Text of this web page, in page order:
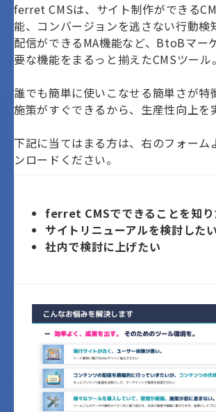
ferret CMSは、サイト制作ができる
能、コンバージョンを逃さない行動検
配信ができるMA機能など、BtoBマー
要な機能をまるっと揃えたCMSツール。
誰でも簡単に使いこなせる簡単さが特
施策がすぐできるから、生産性向上を
下記に当てはまる方は、右のフォーム
ンロードください。
ferret CMSでできることを知り
サイトリニューアルを検討したい
社内で検討に上げたい